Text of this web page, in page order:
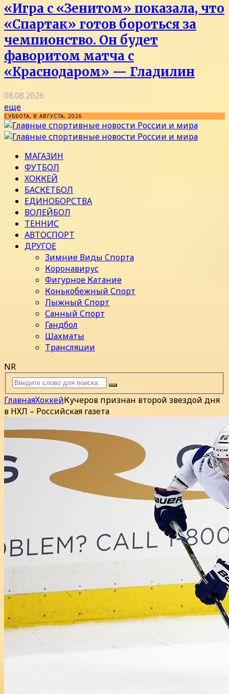
«Игра с «Зенитом» показала, что
«Спартак» готов бороться за
чемпионство. Он будет
фаворитом матча с
«Краснодаром» — Гладилин
08.08.2026
еще
СУББОТА, 8 АВГУСТА, 2026
МАГАЗИН
ФУТБОЛ
ХОККЕЙ
БАСКЕТБОЛ
ЕДИНОБОРСТВА
ВОЛЕЙБОЛ
ТЕННИС
АВТОСПОРТ
ДРУГОЕ
Зимние Виды Спорта
Коронавирус
Фигурное Катание
Конькобежный Спорт
Лыжный Спорт
Санный Спорт
Гандбол
Шахматы
Трансляции
NR
ГлавнаяХоккейКучеров признан второй звездой дня
в НХЛ – Российская газета